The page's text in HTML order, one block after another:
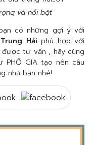
và nổi bật
có những gợi ý với
Hải phù hợp với
được tư vấn , hãy cùng
GIA tạo nên câu
nhà bạn nhé!